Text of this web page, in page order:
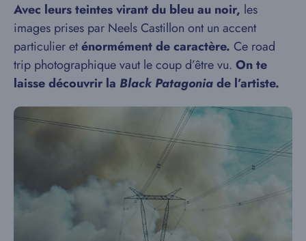
Avec leurs teintes virant du bleu au noir, les
images prises par Neels Castillon ont un accent
particulier eténormément de caractère. Ce road
trip photographique vaut le coup d’être vu. On te
laisse découvrir la Black Patagoniade l’artiste.